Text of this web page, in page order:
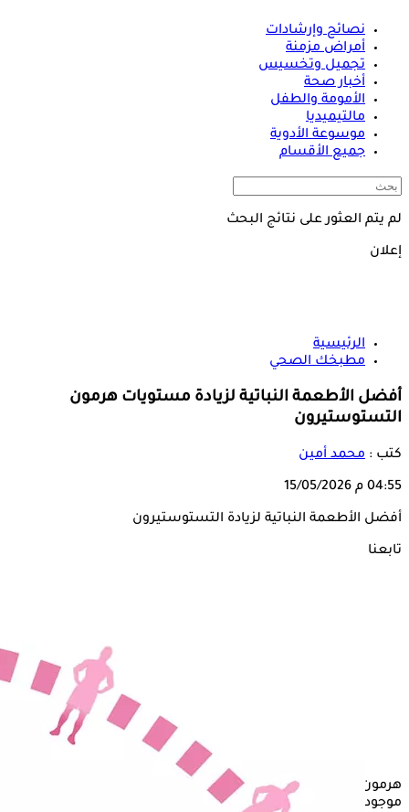
نصائح وإرشادات
أمراض مزمنة
تجميل وتخسيس
أخبار صحة
الأمومة والطفل
مالتيميديا
موسوعة الأدوية
جميع الأقسام
لم يتم العثور على نتائج البحث
إعلان
الرئيسية
مطبخك الصحي
أفضل الأطعمة النباتية لزيادة مستويات هرمون
التستوستيرون
كتب : محمد أمين
04:55 م 15/05/2026
أفضل الأطعمة النباتية لزيادة التستوستيرون
تابعنا على
هرمون التستوستيرونغالبًا هرمونًا ذكوريًا، لكن الحقيقة هي أنه
موجود لدى الجميع، ويلعب دورًا حيويًا في الجسم، بدءًا من قوة